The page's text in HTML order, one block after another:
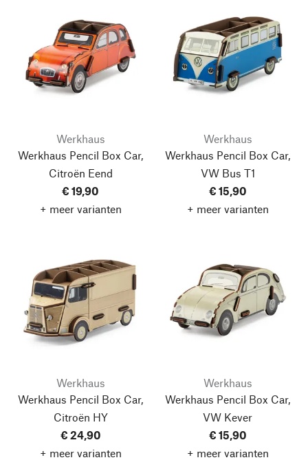
Werkhaus
Werkhaus Pencil Box Car,
Citroën Eend
€ 19,90
+ meer varianten
Werkhaus
Werkhaus Pencil Box Car,
VW Bus T1
€ 15,90
+ meer varianten
Werkhaus
Werkhaus Pencil Box Car,
Citroën HY
€ 24,90
+ meer varianten
Werkhaus
Werkhaus Pencil Box Car,
VW Kever
€ 15,90
+ meer varianten